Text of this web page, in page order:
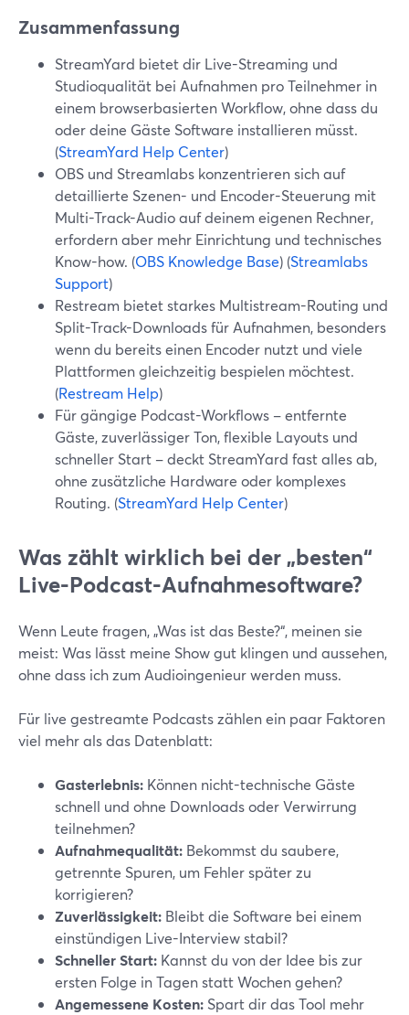
Zusammenfassung
StreamYard bietet dir Live-Streaming und
Studioqualität bei Aufnahmen pro Teilnehmer in
einem browserbasierten Workflow, ohne dass du
oder deine Gäste Software installieren müsst.
(StreamYard Help Center)
OBS und Streamlabs konzentrieren sich auf
detaillierte Szenen- und Encoder-Steuerung mit
Multi-Track-Audio auf deinem eigenen Rechner,
erfordern aber mehr Einrichtung und technisches
Know-how. (OBS Knowledge Base) (Streamlabs
Support)
Restream bietet starkes Multistream-Routing und
Split-Track-Downloads für Aufnahmen, besonders
wenn du bereits einen Encoder nutzt und viele
Plattformen gleichzeitig bespielen möchtest.
(Restream Help)
Für gängige Podcast-Workflows – entfernte
Gäste, zuverlässiger Ton, flexible Layouts und
schneller Start – deckt StreamYard fast alles ab,
ohne zusätzliche Hardware oder komplexes
Routing. (StreamYard Help Center)
Was zählt wirklich bei der „besten“
Live-Podcast-Aufnahmesoftware?
Wenn Leute fragen, „Was ist das Beste?“, meinen sie
meist: Was lässt meine Show gut klingen und aussehen,
ohne dass ich zum Audioingenieur werden muss.
Für live gestreamte Podcasts zählen ein paar Faktoren
viel mehr als das Datenblatt:
Gasterlebnis: Können nicht-technische Gäste
schnell und ohne Downloads oder Verwirrung
teilnehmen?
Aufnahmequalität: Bekommst du saubere,
getrennte Spuren, um Fehler später zu
korrigieren?
Zuverlässigkeit: Bleibt die Software bei einem
einstündigen Live-Interview stabil?
Schneller Start: Kannst du von der Idee bis zur
ersten Folge in Tagen statt Wochen gehen?
Angemessene Kosten: Spart dir das Tool mehr